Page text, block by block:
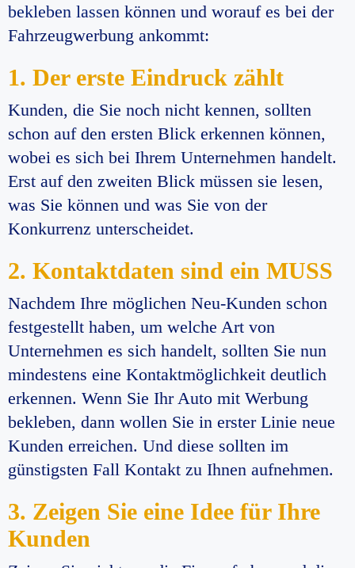
bekleben lassen können und worauf es bei der
Fahrzeugwerbung ankommt:
1. Der erste Eindruck zählt
Kunden, die Sie noch nicht kennen, sollten
schon auf den ersten Blick erkennen können,
wobei es sich bei Ihrem Unternehmen handelt.
Erst auf den zweiten Blick müssen sie lesen,
was Sie können und was Sie von der
Konkurrenz unterscheidet.
2. Kontaktdaten sind ein MUSS
Nachdem Ihre möglichen Neu-Kunden schon
festgestellt haben, um welche Art von
Unternehmen es sich handelt, sollten Sie nun
mindestens eine Kontaktmöglichkeit deutlich
erkennen. Wenn Sie Ihr Auto mit Werbung
bekleben, dann wollen Sie in erster Linie neue
Kunden erreichen. Und diese sollten im
günstigsten Fall Kontakt zu Ihnen aufnehmen.
3. Zeigen Sie eine Idee für Ihre
Kunden